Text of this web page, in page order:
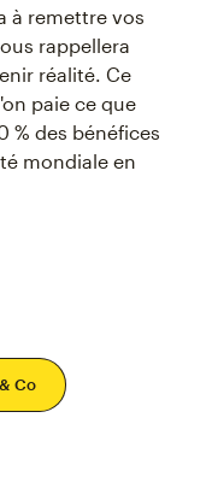
à remettre vos
rappellera
réalité. Ce
paie ce que
% des bénéfices
mondiale en
Co